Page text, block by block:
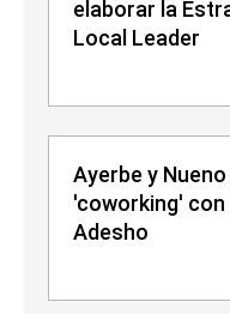
elaborar la
Local Leader
Ayerbe y
'coworking'
Adesho